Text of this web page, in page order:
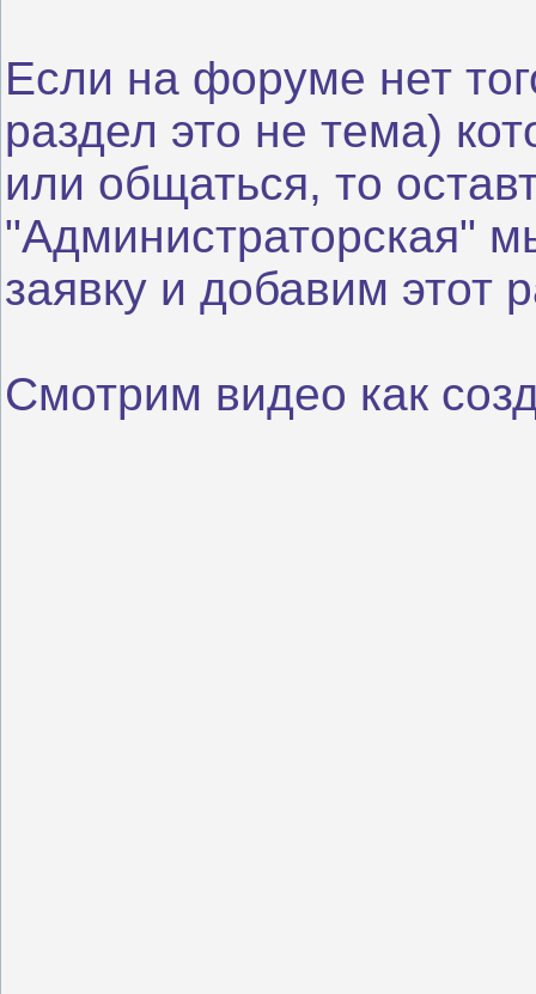
Если на форуме нет
раздел это не тема)
или общаться, то
"Администраторская"
заявку и добавим этот
Смотрим видео как